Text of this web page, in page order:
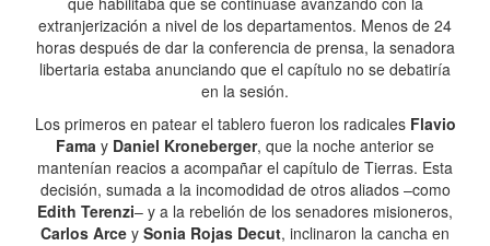
extranjerización a nivel de los departamentos. Menos de 24
horas después de dar la conferencia de prensa, la senadora
libertaria estaba anunciando que el capítulo no se debatiría
en la sesión.
Los primeros en patear el tablero fueron los radicales Flavio
Fama y Daniel Kroneberger, que la noche anterior se
mantenían reacios a acompañar el capítulo de Tierras. Esta
decisión, sumada a la incomodidad de otros aliados –como
Edith Terenzi– y a la rebelión de los senadores misioneros,
Carlos Arce y Sonia Rojas Decut, inclinaron la cancha en